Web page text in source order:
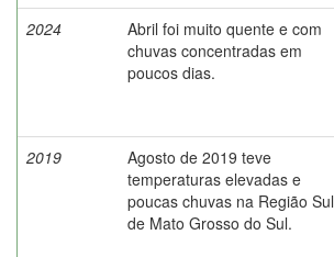
2024
Abril foi muito quente e com
chuvas concentradas em
poucos dias.
2019
Agosto de 2019 teve
temperaturas elevadas e
poucas chuvas na Região Sul
de Mato Grosso do Sul.